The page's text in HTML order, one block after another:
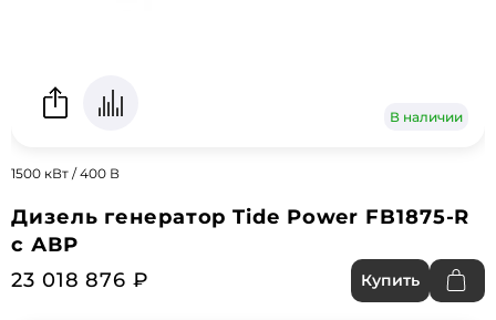
В наличии
1500 кВт / 400 В
Дизель генератор Tide Power FB1875-R
с АВР
23 018 876 ₽
Купить